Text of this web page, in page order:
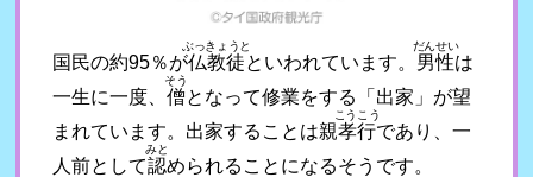
国民の約95％が仏教徒
ぶっきょうと
といわれています。 男性
だんせい
は
一生に一度、僧
そう
となって修業をする「出家」が望
まれています。出家することは親孝行
こうこう
であり、一
人前として認
みと
められることになるそうです。